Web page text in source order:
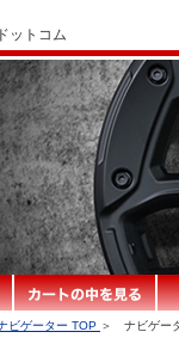
ットコム
ビゲーター TOP ＞ ナビゲー